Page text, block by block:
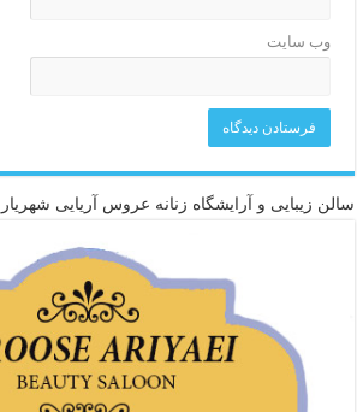
وب‌ سایت
سالن زیبایی و آرایشگاه زنانه عروس آریایی شهریار